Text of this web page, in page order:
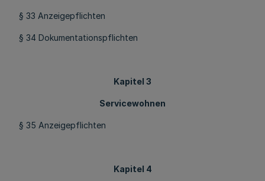
§ 33 Anzeigepflichten
§ 34 Dokumentationspflichten
Kapitel 3
Servicewohnen
§ 35 Anzeigepflichten
Kapitel 4